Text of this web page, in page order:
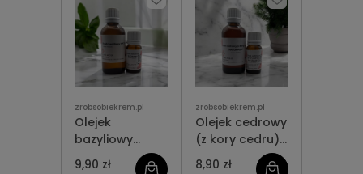
zrobsobiekrem.pl
Olejek
bazyliowy
NATURALNY
9,90 zł
zrobsobiekrem.pl
Olejek cedrowy
(z kory cedru)
NATURALNY
8,90 zł